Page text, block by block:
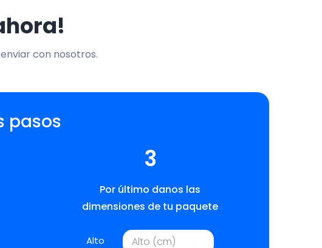
con nosotros.
pasos
3
Por último danos las
dimensiones de tu paquete
Alto